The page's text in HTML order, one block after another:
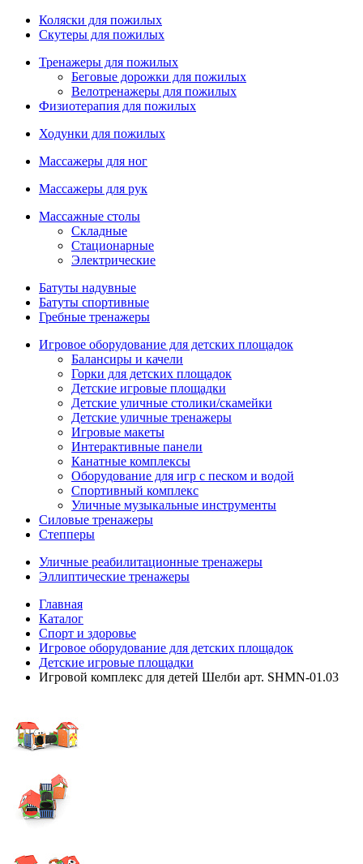
Коляски для пожилых
Скутеры для пожилых
Тренажеры для пожилых
Беговые дорожки для пожилых
Велотренажеры для пожилых
Физиотерапия для пожилых
Ходунки для пожилых
Массажеры для ног
Массажеры для рук
Массажные столы
Складные
Стационарные
Электрические
Батуты надувные
Батуты спортивные
Гребные тренажеры
Игровое оборудование для детских площадок
Балансиры и качели
Горки для детских площадок
Детские игровые площадки
Детские уличные столики/скамейки
Детские уличные тренажеры
Игровые макеты
Интерактивные панели
Канатные комплексы
Оборудование для игр с песком и водой
Спортивный комплекс
Уличные музыкальные инструменты
Силовые тренажеры
Степперы
Уличные реабилитационные тренажеры
Эллиптические тренажеры
Главная
Каталог
Спорт и здоровье
Игровое оборудование для детских площадок
Детские игровые площадки
Игровой комплекс для детей Шелби арт. SHMN-01.03